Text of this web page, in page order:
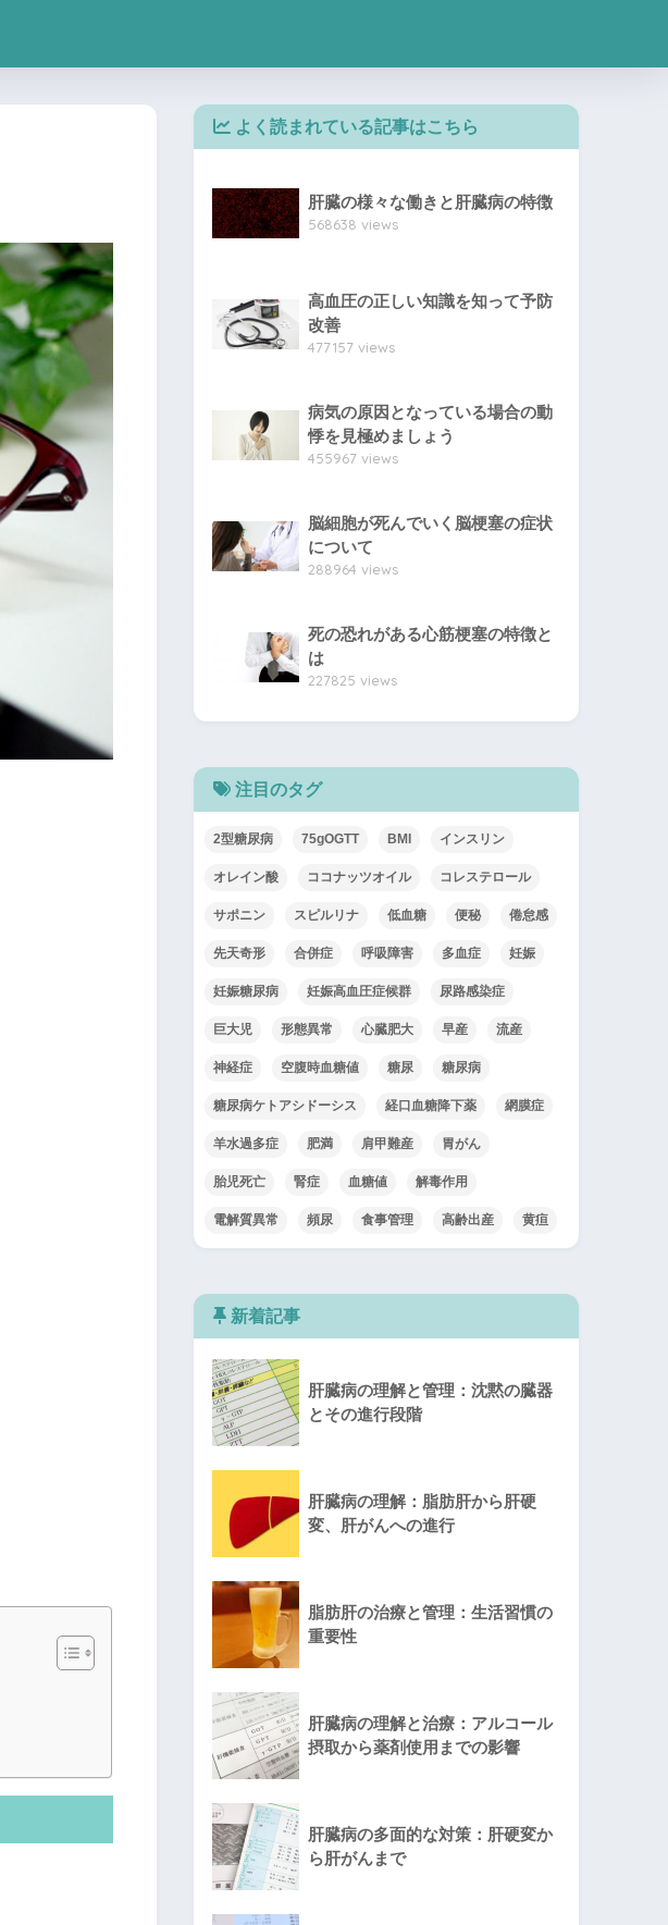
よく読まれている記事はこちら
肝臓の様々な働きと肝臓病の特徴
568638 views
高血圧の正しい知識を知って予防
改善
477157 views
病気の原因となっている場合の動
悸を見極めましょう
455967 views
脳細胞が死んでいく脳梗塞の症状
について
288964 views
死の恐れがある心筋梗塞の特徴と
は
227825 views
注目のタグ
2型糖尿病 75gOGTT BMI インスリン
オレイン酸 ココナッツオイル コレステロール
サポニン スピルリナ 低血糖 便秘 倦怠感
先天奇形 合併症 呼吸障害 多血症 妊娠
妊娠糖尿病 妊娠高血圧症候群 尿路感染症
巨大児 形態異常 心臓肥大 早産 流産
神経症 空腹時血糖値 糖尿 糖尿病
糖尿病ケトアシドーシス 経口血糖降下薬 網膜症
羊水過多症 肥満 肩甲難産 胃がん
胎児死亡 腎症 血糖値 解毒作用
電解質異常 頻尿 食事管理 高齢出産 黄疸
新着記事
肝臓病の理解と管理：沈黙の臓器
とその進行段階
肝臓病の理解：脂肪肝から肝硬
変、肝がんへの進行
脂肪肝の治療と管理：生活習慣の
重要性
肝臓病の理解と治療：アルコール
摂取から薬剤使用までの影響
肝臓病の多面的な対策：肝硬変か
ら肝がんまで